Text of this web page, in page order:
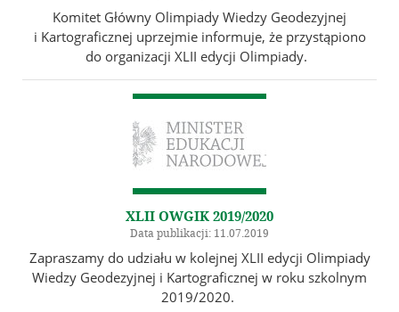
Komitet Główny Olimpiady Wiedzy Geodezyjnej
i Kartograficznej uprzejmie informuje, że przystąpiono
do organizacji XLII edycji Olimpiady.
XLII OWGIK 2019/2020
Data publikacji: 11.07.2019
Zapraszamy do udziału w kolejnej XLII edycji Olimpiady
Wiedzy Geodezyjnej i Kartograficznej w roku szkolnym
2019/2020.